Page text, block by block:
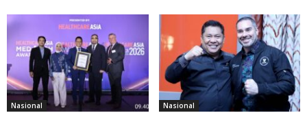
Nasional Nasional